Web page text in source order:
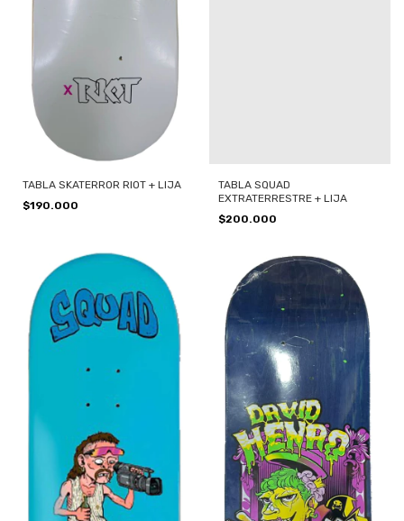
TABLA SKATERROR RIOT + LIJA
$190.000
TABLA SQUAD
EXTRATERRESTRE + LIJA
$200.000